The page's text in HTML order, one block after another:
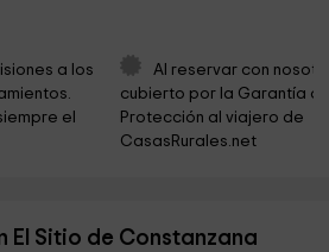
4,5 km
García 5,4 km
a los
el
Al reservar con
cubierto por la Garantía
Protección al viajero de
CasasRurales.net
El Sitio de Constanzana